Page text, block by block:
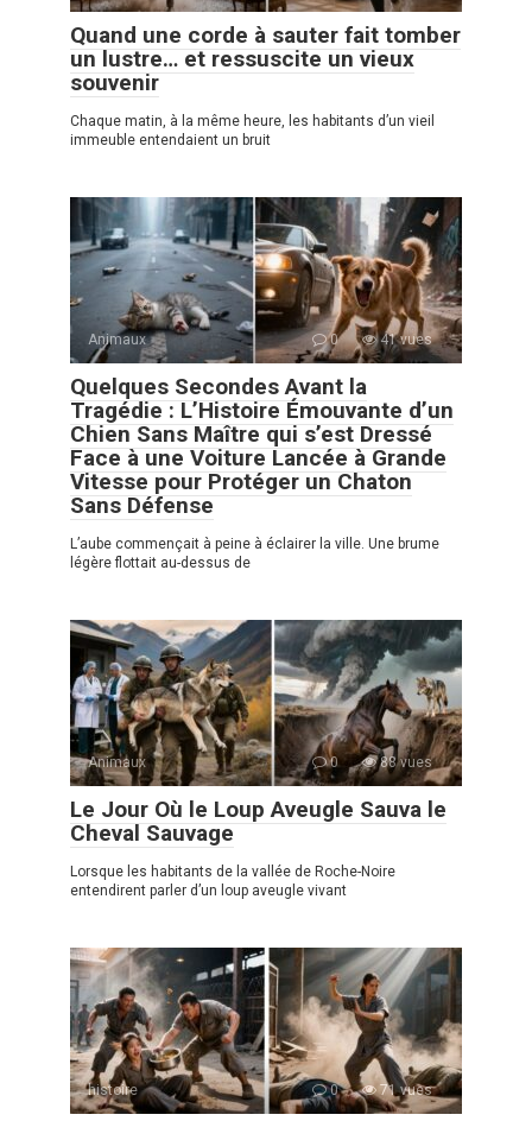
Quand une corde à sauter fait tomber
un lustre… et ressuscite un vieux
souvenir
Chaque matin, à la même heure, les habitants d’un vieil
immeuble entendaient un bruit
Animaux 0 41 vues
Quelques Secondes Avant la
Tragédie : L’Histoire Émouvante d’un
Chien Sans Maître qui s’est Dressé
Face à une Voiture Lancée à Grande
Vitesse pour Protéger un Chaton
Sans Défense
L’aube commençait à peine à éclairer la ville. Une brume
légère flottait au-dessus de
Animaux 0 88 vues
Le Jour Où le Loup Aveugle Sauva le
Cheval Sauvage
Lorsque les habitants de la vallée de Roche-Noire
entendirent parler d’un loup aveugle vivant
histoire 0 71 vues